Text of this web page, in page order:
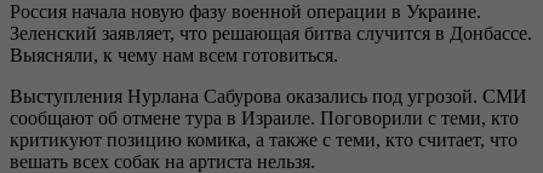
Россия начала новую фазу военной операции в Украине.
Зеленский заявляет, что решающая битва случится в Донбассе.
Выясняли, к чему нам всем готовиться.
Выступления Нурлана Сабурова оказались под угрозой. СМИ
сообщают об отмене тура в Израиле. Поговорили с теми, кто
критикуют позицию комика, а также с теми, кто считает, что
вешать всех собак на артиста нельзя.